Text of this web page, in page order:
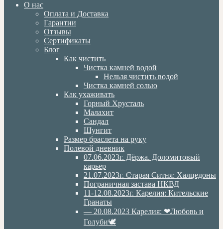
О нас
Оплата и Доставка
Гарантии
Отзывы
Сертификаты
Блог
Как чистить
Чистка камней водой
Нельзя чистить водой
Чистка камней солью
Как ухаживать
Горный Хрусталь
Малахит
Сандал
Шунгит
Размер браслета на руку
Полевой дневник
07.06.2023г. Дёржа. Доломитовый
карьер
21.07.2023г. Старая Ситня: Халцедоны
Пограничная застава НКВД
11-12.08.2023г. Карелия: Кительские
Гранаты
— 20.08.2023 Карелия: ❤Любовь и
Голуби🕊